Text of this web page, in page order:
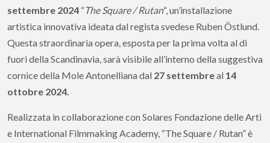
settembre 2024 “The Square / Rutan“, un’installazione
artistica innovativa ideata dal regista svedese Ruben Östlund.
Questa straordinaria opera, esposta per la prima volta al di
fuori della Scandinavia, sarà visibile all’interno della suggestiva
cornice della Mole Antonelliana dal 27 settembreal 14
ottobre 2024.
Realizzata in collaborazione con Solares Fondazione delle Arti
e International Filmmaking Academy, “The Square / Rutan” è